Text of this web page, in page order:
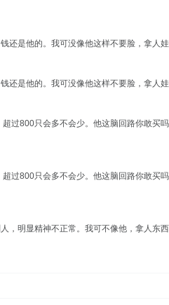
还是他的。我可没像他这样不要脸，拿人
还是他的。我可没像他这样不要脸，拿人
过800只会多不会少。他这脑回路你敢买
过800只会多不会少。他这脑回路你敢买
，明显精神不正常。我可不像他，拿人东